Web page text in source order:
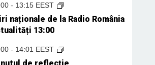
- 13:15 EEST
naționale de la Radio România
13:00
- 14:01 EEST